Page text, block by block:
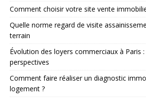
Comment choisir votre site vente
Quelle norme regard de visite
terrain
Évolution des loyers commerciaux à Paris
perspectives
Comment faire réaliser un diagnostic
logement ?